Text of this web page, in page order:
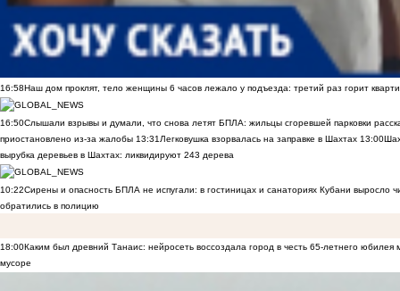
16:58Наш дом проклят, тело женщины 6 часов лежало у подъезда: третий раз горит
16:50Слышали взрывы и думали, что снова летят БПЛА: жильцы сгоревшей парковки
приостановлено из-за жалобы 13:31 Легковушка взорвалась на заправке в Шахтах 13:00
вырубка деревьев в Шахтах: ликвидируют 243 дерева
10:22Сирены и опасность БПЛА не испугали: в гостиницах и санаториях Кубани выросло
обратились в полицию
18:00Каким был древний Танаис: нейросеть воссоздала город в честь 65-летнего юбилея
мусоре